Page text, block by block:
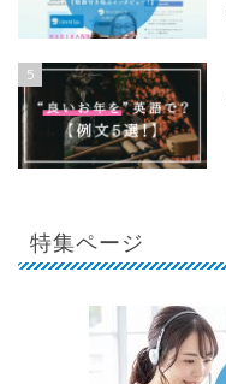
5
特集ページ